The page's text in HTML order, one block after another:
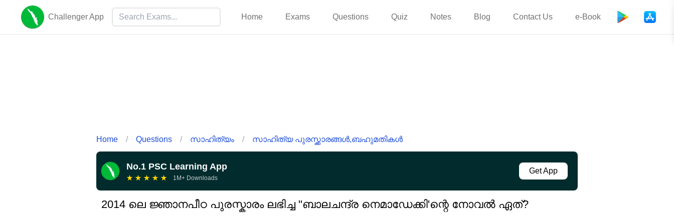
Challenger App Home Exams Questions Quiz Notes Blog Contact Us e-Book
Home / Questions / സാഹിത്യം / സാഹിത്യ പുരസ്ക്കാരങ്ങൾ,ബഹുമതികൾ
No.1 PSC Learning App
★ ★ ★ ★ ★ 1M+ Downloads
Get App
2014 ലെ ജ്ഞാനപീഠ പുരസ്കാരം ലഭിച്ച "ബാലചന്ദ്ര നെമാഡേക്കി'ന്റെ നോവൽ ഏത്?